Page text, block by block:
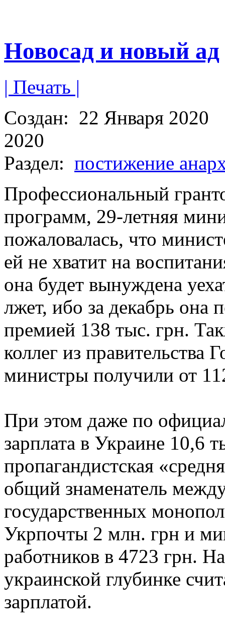
Новосад и новый ад
| Печать |
Создан: 22 Января 2020
2020
Раздел: постижение
Профессиональный
программ, 29-летняя
пожаловалась, что
ей не хватит на
она будет вынуждена
лжет, ибо за декабрь она
премией 138 тыс. грн.
коллег из правительства
министры получили от
При этом даже по
зарплата в Украине 10,6
пропагандистская
общий знаменатель
государственных
Укрпочты 2 млн. грн и
работников в 4723 грн.
украинской глубинке
зарплатой.